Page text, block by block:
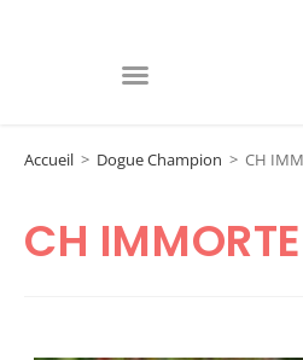
Accueil > Dogue Champion > CH
CH